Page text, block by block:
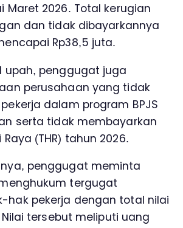
Maret 2026. Total kerugian
dan tidak dibayarkannya
Rp38,5 juta.
upah, penggugat juga
perusahaan yang tidak
dalam program BPJS
serta tidak membayarkan
(THR) tahun 2026.
penggugat meminta
tergugat
hak pekerja dengan total nilai
Nilai tersebut meliputi uang